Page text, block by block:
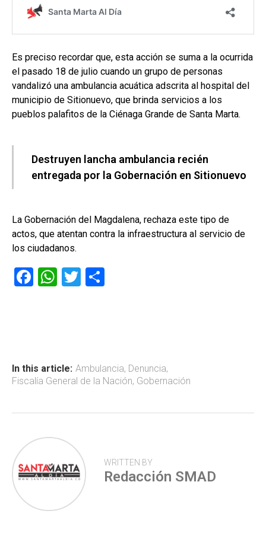
Es preciso recordar que, esta acción se suma a la ocurrida
el pasado 18 de julio cuando un grupo de personas
vandalizó una ambulancia acuática adscrita al hospital del
municipio de Sitionuevo, que brinda servicios a los
pueblos palafitos de la Ciénaga Grande de Santa Marta.
Destruyen lancha ambulancia recién
entregada por la Gobernación en Sitionuevo
La Gobernación del Magdalena, rechaza este tipo de
actos, que atentan contra la infraestructura al servicio de
los ciudadanos.
F
ok
W
p
p
T
tir
In this article: Ambulancia, Denuncia,
Fiscalía General de la Nación, Gobernación
WRITTEN BY
Redacción SMAD